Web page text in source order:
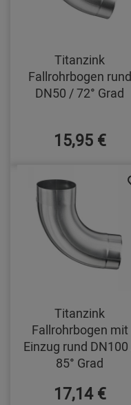
Titanzink
Fallrohrbogen rund
DN50 / 72° Grad
15,95 €
Titanzink
Fallrohrbogen mit
Einzug rund
85° Grad
17,14 €